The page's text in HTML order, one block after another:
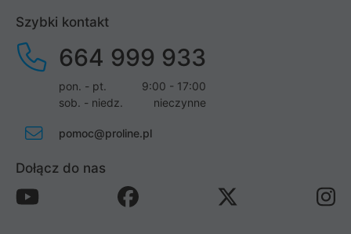
Szybki kontakt
664 999 933
pon. - pt.
9:00 - 17:00
sob. - niedz.
nieczynne
pomoc@proline.pl
Dołącz do nas